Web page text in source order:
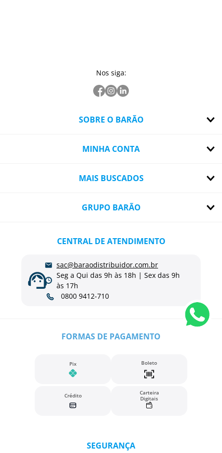
Nos siga:
SOBRE O BARÃO
MINHA CONTA
MAIS BUSCADOS
GRUPO BARÃO
CENTRAL DE ATENDIMENTO
sac@baraodistribuidor.com.br
Seg a Qui das 9h às 18h | Sex das 9h
às 17h
0800 9412-710
FORMAS DE PAGAMENTO
Pix Boleto
Crédito
Carteira
Digitais
SEGURANÇA